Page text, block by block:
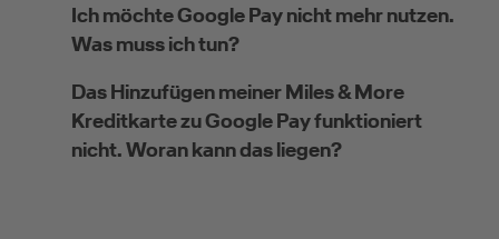
Ich möchte Google Pay nicht mehr nutzen.
Was muss ich tun?
Das Hinzufügen meiner Miles & More
Kreditkarte zu Google Pay funktioniert
nicht. Woran kann das liegen?